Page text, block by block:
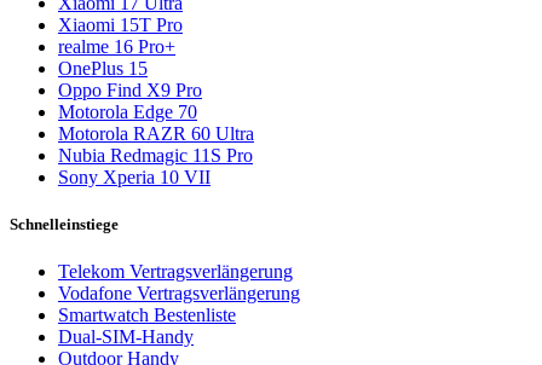
Xiaomi 15T Pro
realme 16 Pro+
OnePlus 15
Oppo Find X9 Pro
Motorola Edge 70
Motorola RAZR 60 Ultra
Nubia Redmagic 11S Pro
Sony Xperia 10 VII
Schnelleinstiege
Telekom Vertragsverlängerung
Vodafone Vertragsverlängerung
Smartwatch Bestenliste
Dual-SIM-Handy
Outdoor Handy